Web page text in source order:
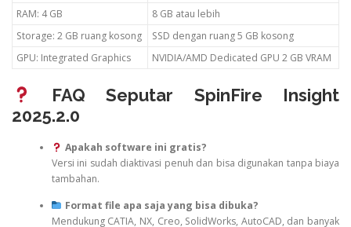
RAM: 4 GB
8 GB atau lebih
Storage: 2 GB ruang kosong
SSD dengan ruang 5 GB kosong
GPU: Integrated Graphics
NVIDIA/AMD Dedicated GPU 2 GB VRAM
FAQ Seputar SpinFire Insight
2025.2.0
Apakah software ini gratis?
Versi ini sudah diaktivasi penuh dan bisa digunakan tanpa biaya
tambahan.
Format file apa saja yang bisa dibuka?
Mendukung CATIA, NX, Creo, SolidWorks, AutoCAD, dan banyak